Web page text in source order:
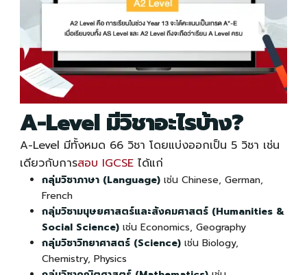
A-Levelมีวิชาอะไรบ้าง?
A-Level มีทั้งหมด 66 วิชา โดยแบ่งออกเป็น 5 วิชา เช่น
เดียวกับการสอบ IGCSEได้แก่
กลุ่มวิชาภาษา (Language)เช่น Chinese, German,
French
กลุ่มวิชามนุษยศาสตร์และสังคมศาสตร์ (Humanities &
Social Science)เช่น Economics, Geography
กลุ่มวิชาวิทยาศาสตร์ (Science)เช่น Biology,
Chemistry, Physics